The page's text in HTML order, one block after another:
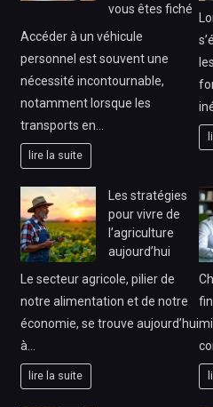
vous êtes fiché
Accéder à un véhicule
personnel est souvent une
nécessité incontournable,
notamment lorsque les
transports en…
lire la suite
Les stratégies
pour vivre de
l’agriculture
aujourd’hui
Le secteur agricole, pilier de
notre alimentation et de notre
économie, se trouve aujourd’hui
à…
lire la suite